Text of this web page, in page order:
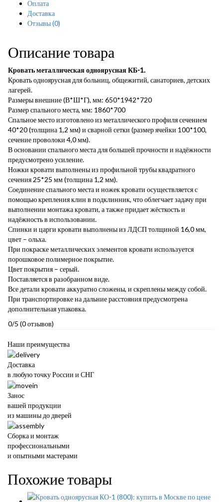
Оплата
Доставка
Отзывы(0)
Описание товара
Кровать металлическая одноярусная КБ-1.
Кровать одноярусная для больниц, общежитий, санаториев, детских
лагерей.
Размеры внешние (В*Ш*Г), мм: 650*1942*720
Размер спального места, мм: 1860*700
Спальное место изготовлено из металлического профиля сечением
40*20 (толщина 1,2 мм) и сварной сетки (размер ячейки 100*100,
сечение проволоки 4,0 мм).
В основании спального места для большей прочности и надёжности
предусмотрено усиление.
Ножки кровати выполнены из профильной трубы квадратного
сечения 25*25 мм (толщина 1,2 мм).
Соединение спального места и ножек кровати осуществляется с
помощью крепления клин в подклинник, что облегчает задачу при
выполнении монтажа кровати, а также придает жёсткость и
надёжность в использовании.
Спинки и царги кровати выполнены из ЛДСП толщиной 16,0 мм,
цвет – ольха.
При покраске металлических элементов кровати используется
порошковое полимерное покрытие.
Цвет покрытия – серый.
Поставляется в разобранном виде.
Все детали кровати аккуратно сложены, и скреплены между собой.
При транспортировке на дальние расстояния предусмотрена
дополнительная упаковка.
0/5 (0 отзывов)
Наши преимущества
Доставка
в любую точку России и СНГ
Занос
вашей продукции
из машины до дверей
Сборка и монтаж
профессиональными
и опытными мастерами
Похожие товары